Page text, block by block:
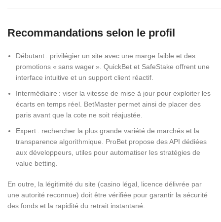
Recommandations selon le profil
Débutant : privilégier un site avec une marge faible et des
promotions « sans wager ». QuickBet et SafeStake offrent une
interface intuitive et un support client réactif.
Intermédiaire : viser la vitesse de mise à jour pour exploiter les
écarts en temps réel. BetMaster permet ainsi de placer des
paris avant que la cote ne soit réajustée.
Expert : rechercher la plus grande variété de marchés et la
transparence algorithmique. ProBet propose des API dédiées
aux développeurs, utiles pour automatiser les stratégies de
value betting.
En outre, la légitimité du site (casino légal, licence délivrée par
une autorité reconnue) doit être vérifiée pour garantir la sécurité
des fonds et la rapidité du retrait instantané.